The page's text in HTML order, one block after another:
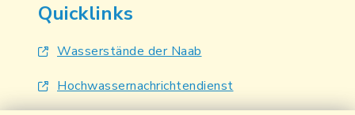
Quicklinks
Wasserstände der Naab
Hochwassernachrichtendienst